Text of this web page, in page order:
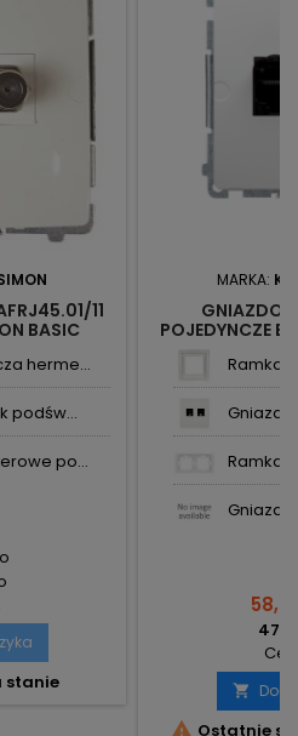
11
BASIC
herme...
podśw...
po...
stanie
MARKA:
GNIAZDO
POJEDYNCZE
Ramka
Ramka

 Ostatnie